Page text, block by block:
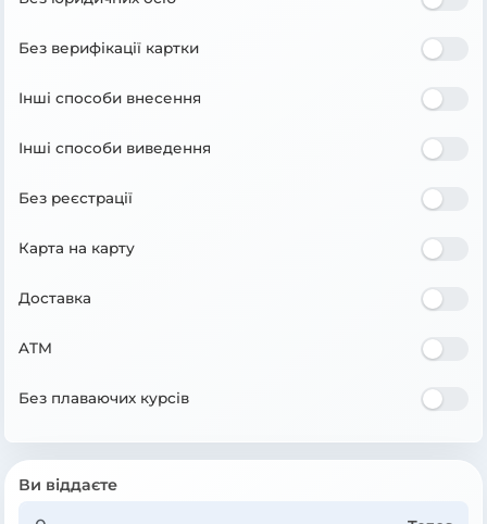
Без верифікації картки
Інші способи внесення
Інші способи виведення
Без реєстрації
Карта на карту
Доставка
ATM
Без плаваючих курсів
Ви віддаєте